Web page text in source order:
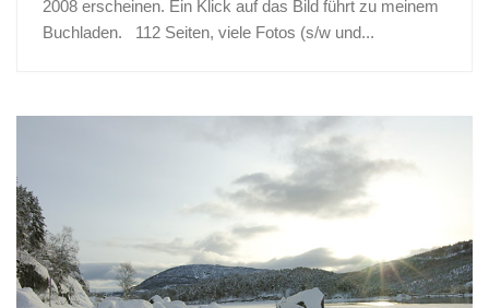
2008 erscheinen. Ein Klick auf das Bild führt zu meinem
Buchladen. 112 Seiten, viele Fotos (s/w und...